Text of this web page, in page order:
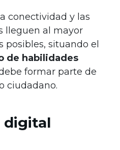
conectividad y las
lleguen al mayor
posibles, situando el
de habilidades
formar parte de
ciudadano.
digital